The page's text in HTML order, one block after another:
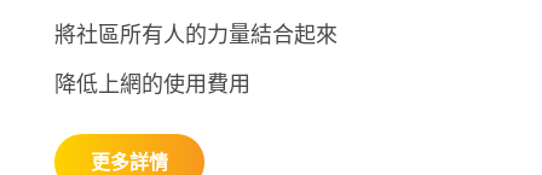
將社區所有人的力量結合起來
降低上網的使用費用
更多詳情